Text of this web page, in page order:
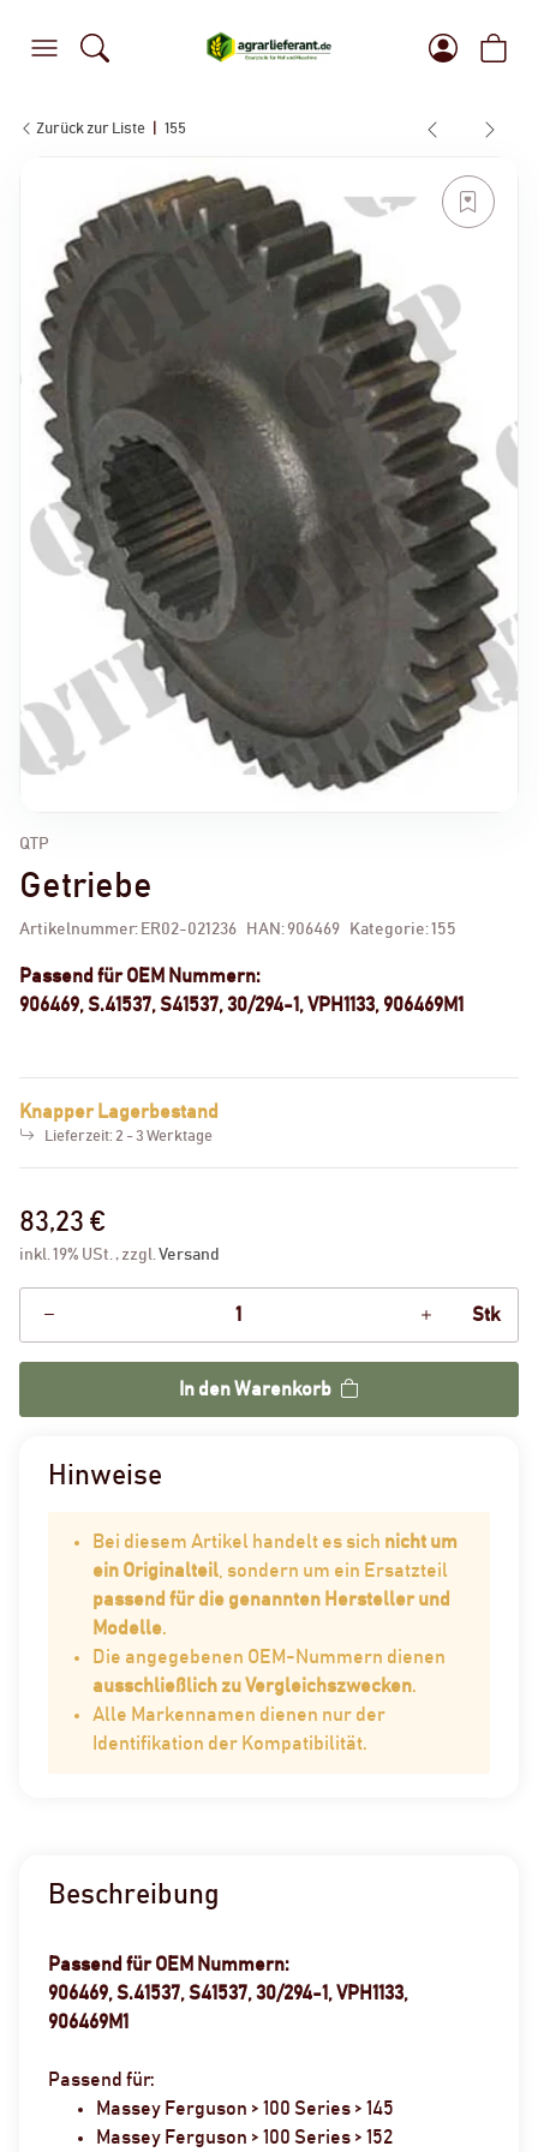
Zurück zur Liste 155
QTP
Getriebe
Artikelnummer: ER02-021236 HAN: 906469 Kategorie:155
Passend für OEM Nummern:
906469, S.41537, S41537, 30/294-1, VPH1133, 906469M1
Knapper Lagerbestand
Lieferzeit: 2 - 3 Werktage
83,23 €
inkl. 19% USt. , zzgl. Versand
Stk
In den Warenkorb
Hinweise
Bei diesem Artikel handelt es sich nicht um
ein Originalteil , sondern um ein Ersatzteil
passend für die genannten Hersteller und
Modelle.
Die angegebenen OEM-Nummern dienen
ausschließlich zu Vergleichszwecken.
Alle Markennamen dienen nur der
Identifikation der Kompatibilität.
Beschreibung
Passend für OEM Nummern:
906469, S.41537, S41537, 30/294-1, VPH1133,
906469M1
Passend für:
Massey Ferguson > 100 Series > 145
Massey Ferguson > 100 Series > 152